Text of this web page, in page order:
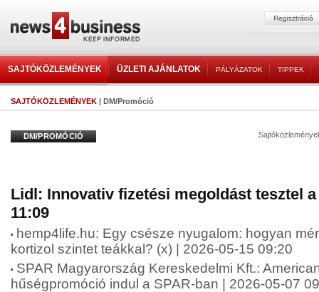
SAJTÓKÖZLEMÉNYEK ÜZLETI AJÁNLATOK PÁLYÁZATOK TIPPEK
SAJTÓKÖZLEMÉNYEK | DM/Promóció
DM/PROMÓCIÓ
Lidl: Innovativ fizetési megoldást tesztel a
11:09
hemp4life.hu: Egy csésze nyugalom: hogyan
kortizol szintet teákkal? (x) | 2026-05-15 09:20
SPAR Magyarország Kereskedelmi Kft.:
hűségpromóció indul a SPAR-ban | 2026-05-07